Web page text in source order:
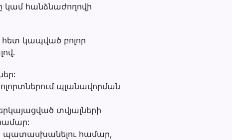
կամ հանձնաժողովի
կապված բոլոր
պլանավորման
տվյալների
պատասխանելու համար,